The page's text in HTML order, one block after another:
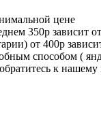
цене
350р зависит
от 400р
способом (
к нашему